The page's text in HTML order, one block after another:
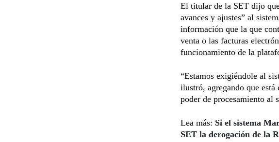
El titular de la SET dijo
avances y ajustes” al
información que la que
venta o las facturas
funcionamiento de la
“Estamos exigiéndole al
ilustró, agregando que está
poder de procesamiento al
Lea más: Si el sistema
SET la derogación de la